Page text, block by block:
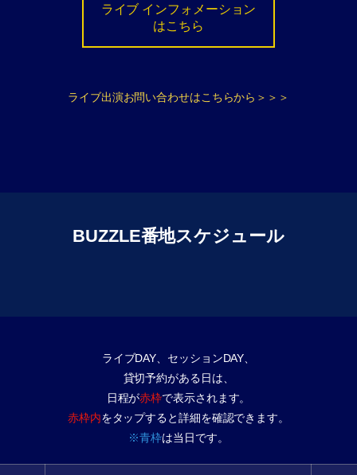
ライブ インフォメーション
はこちら
ライブ出演お問い合わせはこちらから＞＞＞
BUZZLE番地スケジュール
ライブDAY、セッションDAY、
貸切予約がある日は、
日程が赤枠で表示されます。
赤枠内をタップすると詳細を確認できます。
※青枠は当日です。